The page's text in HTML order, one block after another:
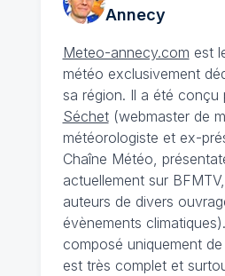
Annecy
Meteo-annecy.com est
météo exclusivement
sa région. Il a été conçu
Séchet(webmaster de
météorologiste et ex-
Chaîne Météo,
actuellement sur
auteurs de divers
évènements
composé uniquement
est très complet et